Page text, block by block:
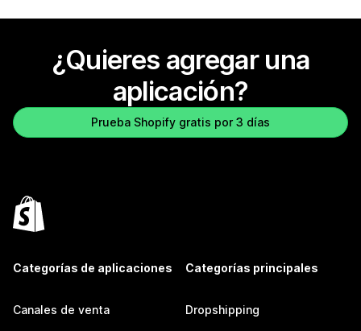
¿Quieres agregar una
aplicación?
Prueba Shopify gratis por 3 días
Categorías de aplicaciones
Canales de venta
Categorías principales
Dropshipping